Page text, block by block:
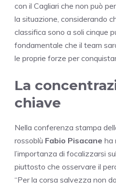
con il Cagliari che non può
la situazione, considerando
classifica sono a soli cinque
fondamentale che il team
le proprie forze per
La
chiave
Nella conferenza stampa
rossoblù Fabio Pisacane ha
l’importanza di focalizzarsi
piuttosto che osservare il
“Per la corsa salvezza non